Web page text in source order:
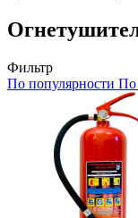
Фильтр
По популярности По